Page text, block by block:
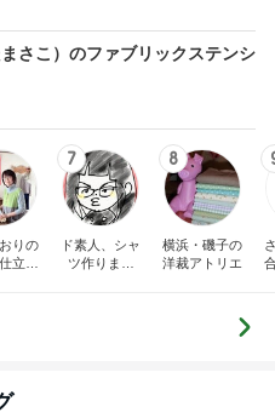
さこ）のファブリックステンシ
りの
立て
7
ド素人、シャ
ツ作りまし
8
横浜・磯子の
洋裁アトリエ